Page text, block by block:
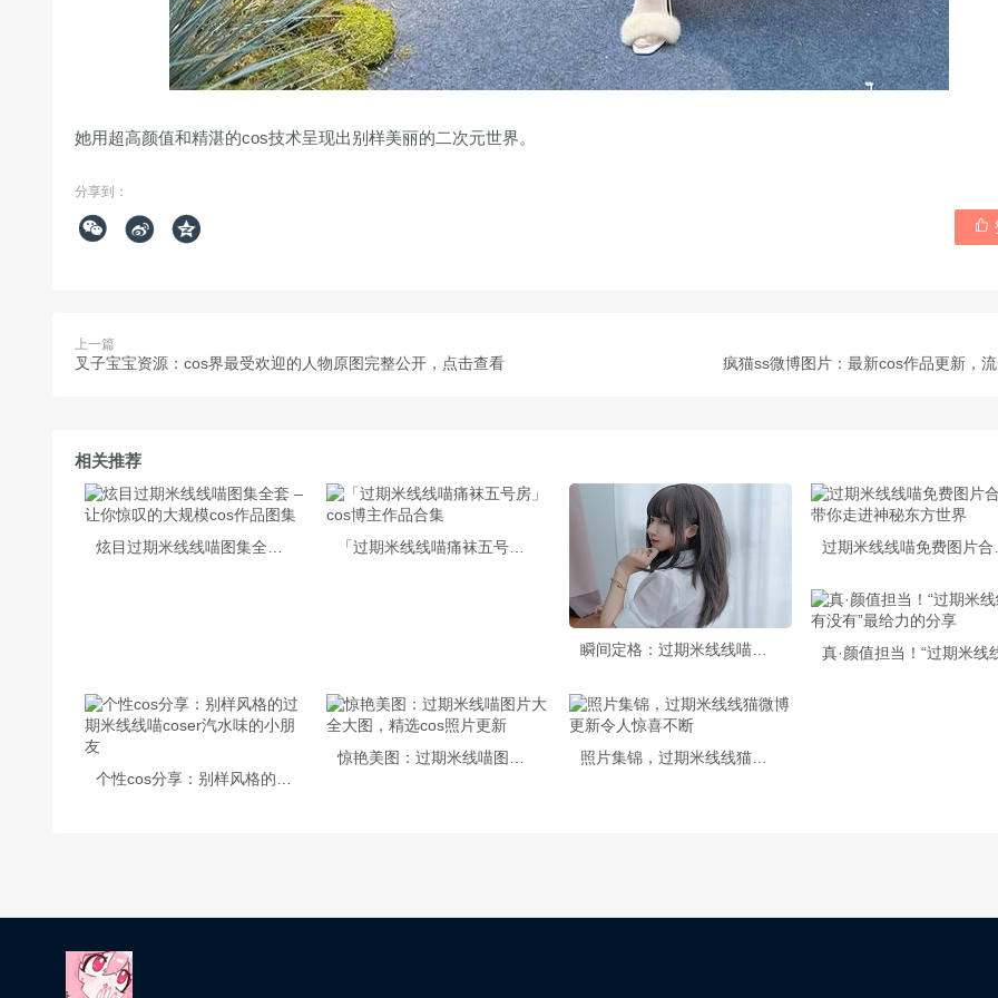
她用超高颜值和精湛的cos技术呈现出别样美丽的二次元世界。
分享到：
   
上一篇
叉子宝宝资源：cos界最受欢迎的人物原图完整公开，点击查看 疯猫ss微博图片：最新cos作品更新，
相关推荐
瞬间定格：过期米线线喵小猫照片集锦亮相
照片集锦，过期米线线猫微博更新令人惊喜不断